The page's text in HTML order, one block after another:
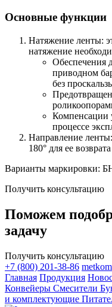
Основные функции
Натяжение ленты:
натяжение
Обеспечения
приводном
без
Компенсации
процессе
Направление ленты:
180° для ее
Варианты маркировки:
Получить консультацию
Поможем
задачу
Получить консультацию
+7 (800) 201-38-86
Главная Продукция
Конвейеры Смесители
и комплектующие